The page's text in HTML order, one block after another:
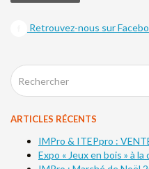
Retrouvez-nous sur
ARTICLES RÉCENTS
IMPro & ITEPpro :
Expo « Jeux en bois » à